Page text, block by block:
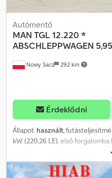
Nowy Sacz 292 km
Autómentő
MAN TGL 12.220 *
ABSCHLEPPWAGEN
Érdeklődni
Állapot: használt,
kW (220,26 LE), első forgalomba
,
2 tengely, fékek:retarder, szín:
raktér hossza:5 950 mm,